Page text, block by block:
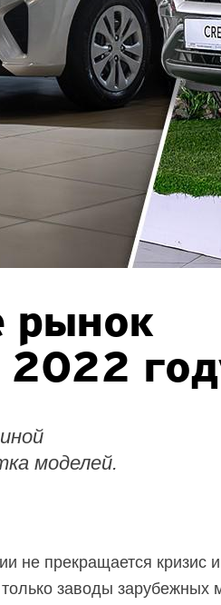
рынок
2022
моделей.
не прекращается кризис и
заводы зарубежных